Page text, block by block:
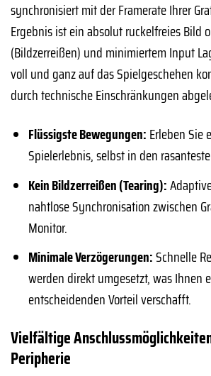
synchronisiert mit der Framerate Ihrer
Ergebnis ist ein absolut ruckelfreies Bild
(Bildzerreißen) und minimiertem Input
voll und ganz auf das Spielgeschehen
durch technische Einschränkungen
Flüssigste Bewegungen: Erleben Sie
Spielerlebnis, selbst in den
Kein Bildzerreißen (Tearing):
nahtlose Synchronisation zwischen
Monitor.
Minimale Verzögerungen:Schnelle
werden direkt umgesetzt, was Ihnen
entscheidenden Vorteil verschafft.
Vielfältige
Peripherie